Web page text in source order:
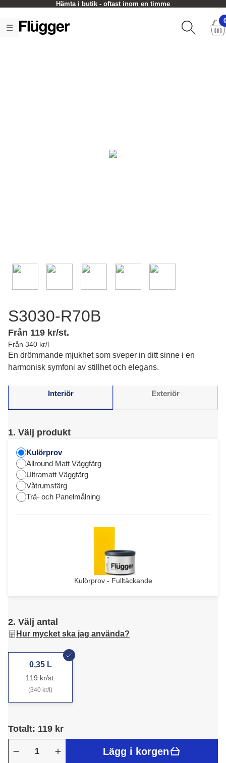
Hämta i butik - oftast inom en timme
S3030-R70B
Från 119 kr/st.
Från 340 kr/l
En drömmande mjukhet som sveper in ditt sinne i en
harmonisk symfoni av stillhet och elegans.
Interiör Exteriör
1. Välj produkt
Kulörprov
Allround Matt Väggfärg
Ultramatt Väggfärg
Våtrumsfärg
Trä- och Panelmålning
Kulörprov - Fulltäckande
2. Välj antal
Hur mycket ska jag använda?
0,35 L
119 kr/st.
(340 kr/l)
Totalt: 119 kr
Lägg i korgen